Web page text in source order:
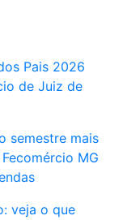
Pais 2026
de Juiz de
semestre mais
MG
veja o que